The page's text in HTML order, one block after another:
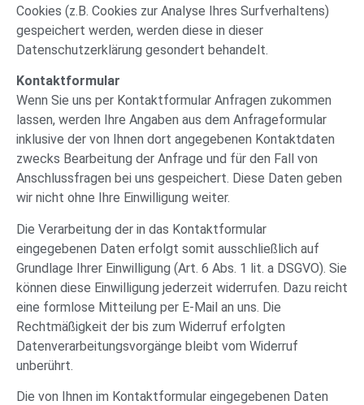
Cookies (z.B. Cookies zur Analyse Ihres Surfverhaltens)
gespeichert werden, werden diese in dieser
Datenschutzerklärung gesondert behandelt.
Kontaktformular
Wenn Sie uns per Kontaktformular Anfragen zukommen
lassen, werden Ihre Angaben aus dem Anfrageformular
inklusive der von Ihnen dort angegebenen Kontaktdaten
zwecks Bearbeitung der Anfrage und für den Fall von
Anschlussfragen bei uns gespeichert. Diese Daten geben
wir nicht ohne Ihre Einwilligung weiter.
Die Verarbeitung der in das Kontaktformular
eingegebenen Daten erfolgt somit ausschließlich auf
Grundlage Ihrer Einwilligung (Art. 6 Abs. 1 lit. a DSGVO). Sie
können diese Einwilligung jederzeit widerrufen. Dazu reicht
eine formlose Mitteilung per E-Mail an uns. Die
Rechtmäßigkeit der bis zum Widerruf erfolgten
Datenverarbeitungsvorgänge bleibt vom Widerruf
unberührt.
Die von Ihnen im Kontaktformular eingegebenen Daten